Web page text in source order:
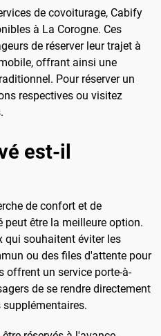
de covoiturage, Cabify
à La Corogne. Ces
de réserver leur trajet à
offrant ainsi une
Pour réserver un
respectives ou visitez
est-il
de confort et de
être la meilleure option.
qui souhaitent éviter les
ou des files d'attente pour
offrent un service porte-à-
de se rendre directement